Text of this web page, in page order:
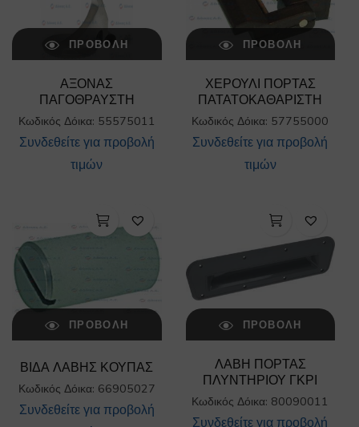
ΠΡΟΒΟΛΉ
ΑΞΟΝΑΣ
ΠΑΓΟΘΡΑΥΣΤΗ
Κωδικός Δόικα: 55575011
Συνδεθείτε για προβολή
τιμών
ΠΡΟΒΟΛΉ
ΧΕΡΟΥΛΙ ΠΟΡΤΑΣ
ΠΑΤΑΤΟΚΑΘΑΡΙΣΤΗ
Κωδικός Δόικα: 57755000
Συνδεθείτε για προβολή
τιμών
ΠΡΟΒΟΛΉ
ΒΙΔΑ ΛΑΒΗΣ ΚΟΥΠΑΣ
Κωδικός Δόικα: 66905027
Συνδεθείτε για προβολή
ΠΡΟΒΟΛΉ
ΛΑΒΗ ΠΟΡΤΑΣ
ΠΛΥΝΤΗΡΙΟΥ ΓΚΡΙ
Κωδικός Δόικα: 80090011
Συνδεθείτε για προβολή